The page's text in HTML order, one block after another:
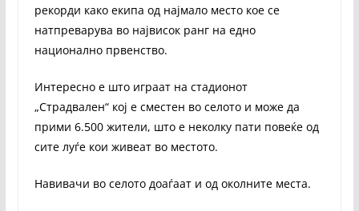
рекорди како екипа од најмало место кое се
натпреварува во највисок ранг на едно
национално првенство.
Интересно е што играат на стадионот
„Страдвален“ кој е сместен во селото и може да
прими 6.500 жители, што е неколку пати повеќе од
сите луѓе кои живеат во местото.
Навивачи во селото доаѓаат и од околните места.